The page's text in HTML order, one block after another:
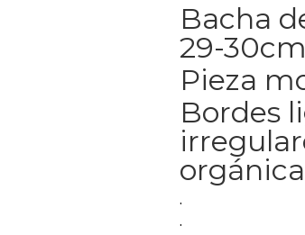
Bacha
29-
Pieza
Bordes
.
.